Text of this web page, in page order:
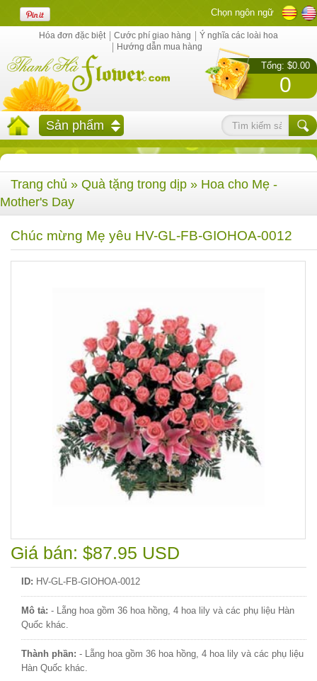
Chọn ngôn ngữ
Tổng: $0.00
0
Hóa đơn đặc biệt Cước phí giao hàng
Ý nghĩa các loài hoa
Hướng dẫn mua hàng
Sản phẩm
Trang chủ » Quà tặng trong dịp » Hoa cho Mẹ -
Mother's Day
Chúc mừng Mẹ yêu HV-GL-FB-GIOHOA-0012
Giá bán: $87.95 USD
ID: HV-GL-FB-GIOHOA-0012
Mô tả: - Lẵng hoa gồm 36 hoa hồng, 4 hoa lily và các phụ liệu Hàn
Quốc khác.
Thành phần: - Lẵng hoa gồm 36 hoa hồng, 4 hoa lily và các phụ liệu
Hàn Quốc khác.